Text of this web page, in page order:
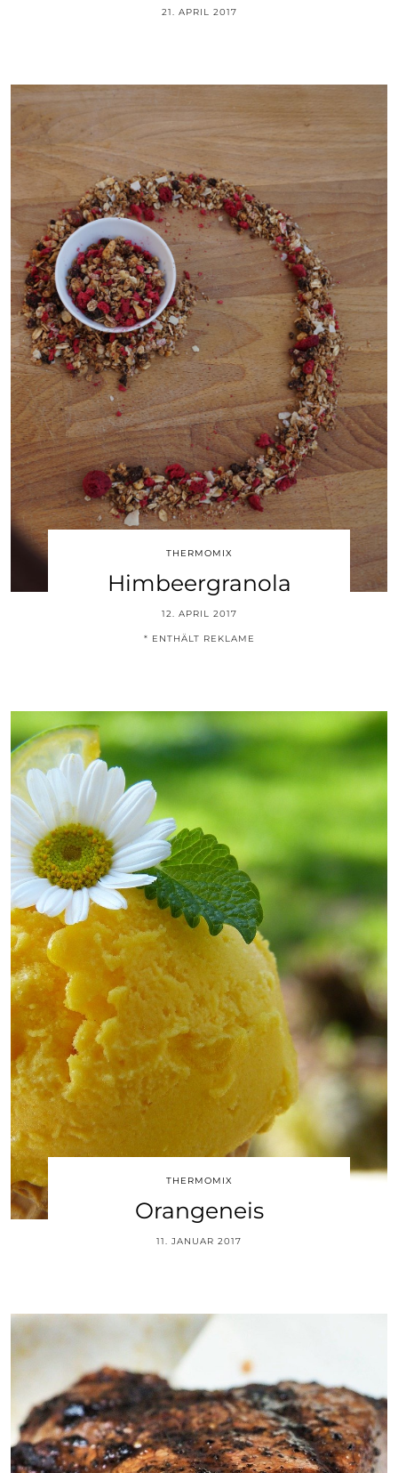
21. APRIL 2017
THERMOMIX
Himbeergranola
12. APRIL 2017
* ENTHÄLT REKLAME
THERMOMIX
Orangeneis
11. JANUAR 2017